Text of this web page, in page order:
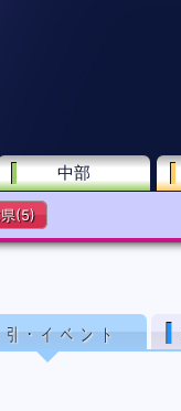
中部
(5)
引･イベント